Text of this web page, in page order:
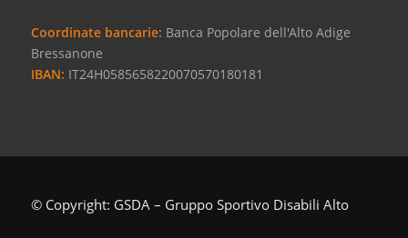
Coordinate bancarie: Banca Popolare dell'Alto Adige
Bressanone
IBAN: IT24H0585658220070570180181
© Copyright: GSDA – Gruppo Sportivo Disabili Alto